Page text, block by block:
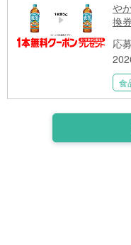
や
換
応
食